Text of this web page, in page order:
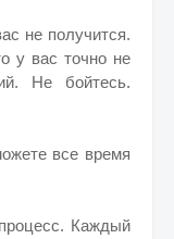
не получится.
у вас точно не
Не бойтесь.
все время
Каждый